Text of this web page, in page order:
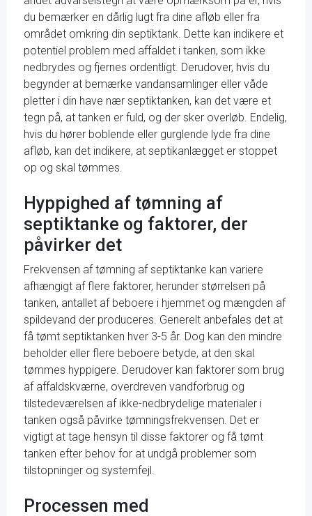
du bemærker en dårlig lugt fra dine afløb eller fra
området omkring din septiktank. Dette kan indikere et
potentiel problem med affaldet i tanken, som ikke
nedbrydes og fjernes ordentligt. Derudover, hvis du
begynder at bemærke vandansamlinger eller våde
pletter i din have nær septiktanken, kan det være et
tegn på, at tanken er fuld, og der sker overløb. Endelig,
hvis du hører boblende eller gurglende lyde fra dine
afløb, kan det indikere, at septikanlægget er stoppet
op og skal tømmes.
Hyppighed af tømning af
septiktanke og faktorer, der
påvirker det
Frekvensen af tømning af septiktanke kan variere
afhængigt af flere faktorer, herunder størrelsen på
tanken, antallet af beboere i hjemmet og mængden af
spildevand der produceres. Generelt anbefales det at
få tømt septiktanken hver 3-5 år. Dog kan den mindre
beholder eller flere beboere betyde, at den skal
tømmes hyppigere. Derudover kan faktorer som brug
af affaldskværne, overdreven vandforbrug og
tilstedeværelsen af ikke-nedbrydelige materialer i
tanken også påvirke tømningsfrekvensen. Det er
vigtigt at tage hensyn til disse faktorer og få tømt
tanken efter behov for at undgå problemer som
tilstopninger og systemfejl.
Processen med